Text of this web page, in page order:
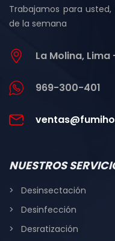
Trabajamos para
de la semana
La Molina, Lima
969-300-401
NUESTROS
Desinsectación
Desinfección
Desratización